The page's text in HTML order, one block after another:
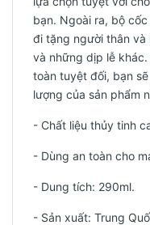
bạn. Ngoài ra, bộ
đi tặng người thân và
và những dịp lễ
toàn tuyệt đối, bạn
lượng của sản phẩm
- Chất liệu thủy tinh
- Dùng an toàn cho
- Dung tích: 290ml.
- Sản xuất: Trung